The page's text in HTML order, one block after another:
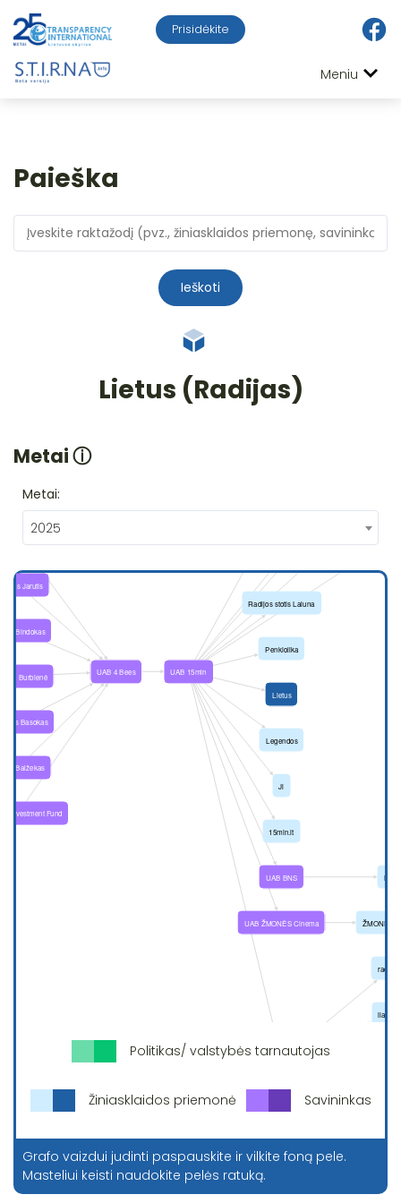
Prisidėkite
Meniu
Paieška
Ieškoti
Lietus (Radijas)
Metaiⓘ
Metai:
2025
Politikas/ valstybės tarnautojas
Žiniasklaidos priemonė Savininkas
Grafo vaizdui judinti paspauskite ir vilkite foną pele.
Masteliui keisti naudokite pelės ratuką.